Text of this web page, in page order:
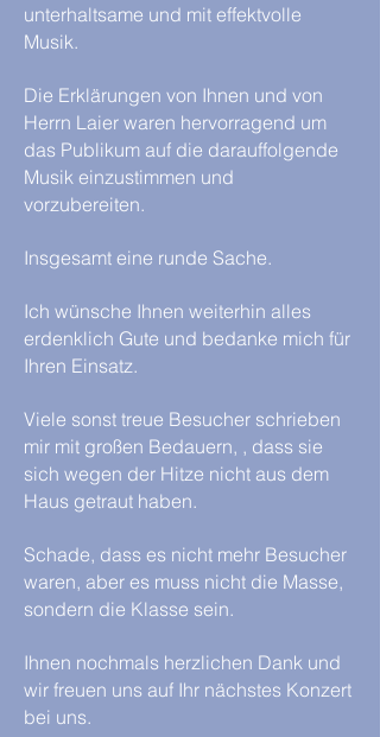
unterhaltsame und mit effektvolle
Musik.
Die Erklärungen von Ihnen und von
Herrn Laier waren hervorragend um
das Publikum auf die darauffolgende
Musik einzustimmen und
vorzubereiten.
Insgesamt eine runde Sache.
Ich wünsche Ihnen weiterhin alles
erdenklich Gute und bedanke mich für
Ihren Einsatz.
Viele sonst treue Besucher schrieben
mir mit großen Bedauern, , dass sie
sich wegen der Hitze nicht aus dem
Haus getraut haben.
Schade, dass es nicht mehr Besucher
waren, aber es muss nicht die Masse,
sondern die Klasse sein.
Ihnen nochmals herzlichen Dank und
wir freuen uns auf Ihr nächstes Konzert
bei uns.